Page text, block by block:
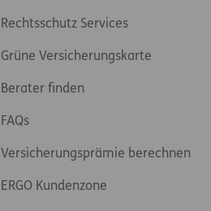
Rechtsschutz Services
Grüne Versicherungskarte
Berater finden
FAQs
Versicherungsprämie berechnen
ERGO Kundenzone